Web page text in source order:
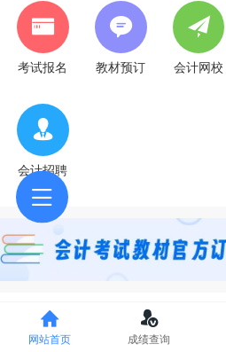
考试报名 教材预订 会计网校
会计招聘
网站首页 成绩查询